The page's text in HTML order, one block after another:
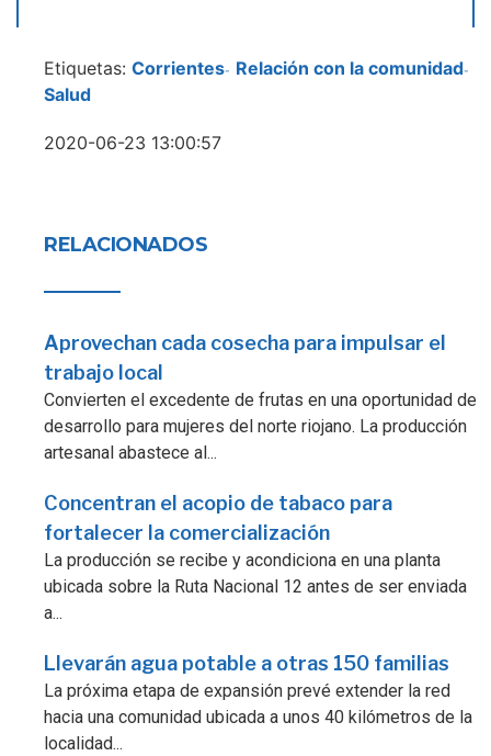
Etiquetas: Corrientes- Relación con la comunidad-
Salud
2020-06-23 13:00:57
RELACIONADOS
Aprovechan cada cosecha para impulsar el
trabajo local
Convierten el excedente de frutas en una oportunidad de
desarrollo para mujeres del norte riojano. La producción
artesanal abastece al...
Concentran el acopio de tabaco para
fortalecer la comercialización
La producción se recibe y acondiciona en una planta
ubicada sobre la Ruta Nacional 12 antes de ser enviada
a...
Llevarán agua potable a otras 150 familias
La próxima etapa de expansión prevé extender la red
hacia una comunidad ubicada a unos 40 kilómetros de la
localidad...